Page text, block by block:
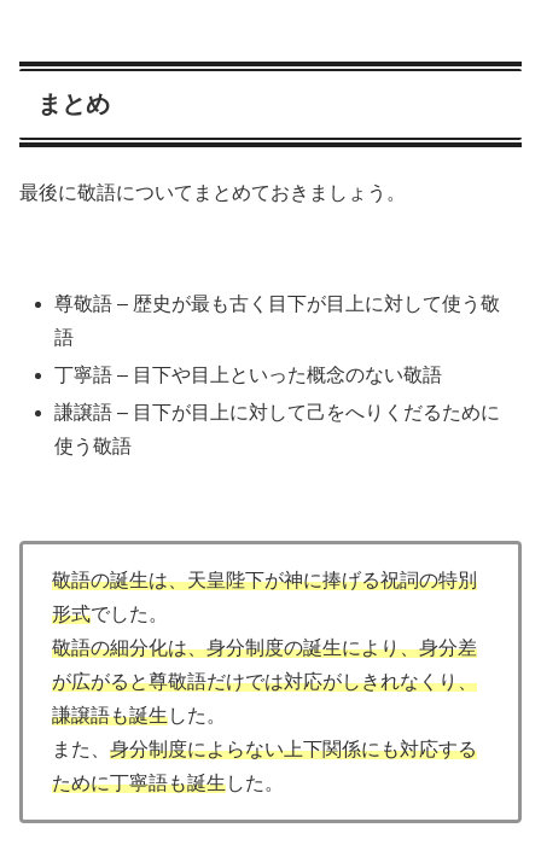
まとめ
最後に敬語についてまとめておきましょう。
尊敬語 – 歴史が最も古く目下が目上に対して使う敬
語
丁寧語 – 目下や目上といった概念のない敬語
謙譲語 – 目下が目上に対して己をへりくだるために
使う敬語
敬語の誕生は、天皇陛下が神に捧げる祝詞の特別
形式でした。
敬語の細分化は、身分制度の誕生により、身分差
が広がると尊敬語だけでは対応がしきれなくり、
謙譲語も誕生した。
また、 身分制度によらない上下関係にも対応する
ために丁寧語も誕生した。